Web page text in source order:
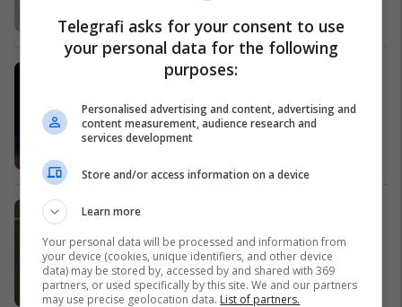
Terry nënshkruan kontratë të re
Reali transferon të riun Joselu
Telegrafi asks for your consent to use
your personal data for the following
purposes:
Personalised advertising and content, advertising and
content measurement, audience research and
services development
Store and/or access information on a device
Learn more
Your personal data will be processed and information from
your device (cookies, unique identifiers, and other device
data) may be stored by, accessed by and shared with 369
partners, or used specifically by this site. We and our partners
may use precise geolocation data. List of partners.